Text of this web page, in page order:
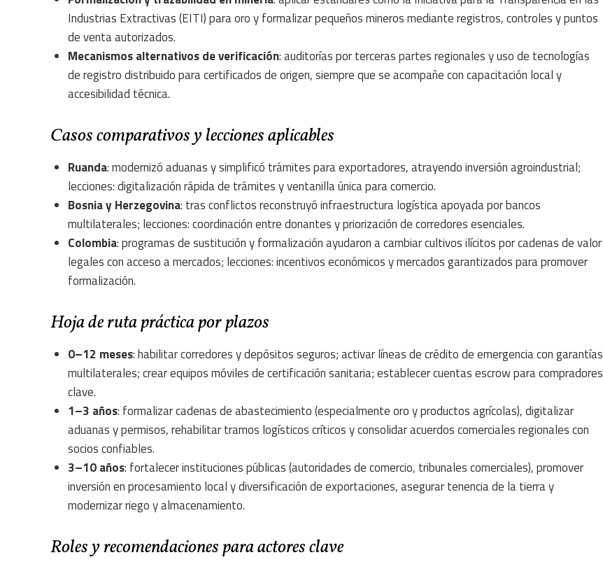
Industrias Extractivas (EITI) para oro y formalizar pequeños mineros mediante registros, controles y puntos
de venta autorizados.
Mecanismos alternativos de verificación: auditorías por terceras partes regionales y uso de tecnologías
de registro distribuido para certificados de origen, siempre que se acompañe con capacitación local y
accesibilidad técnica.
Casos comparativos y lecciones aplicables
Ruanda: modernizó aduanas y simplificó trámites para exportadores, atrayendo inversión agroindustrial;
lecciones: digitalización rápida de trámites y ventanilla única para comercio.
Bosnia y Herzegovina: tras conflictos reconstruyó infraestructura logística apoyada por bancos
multilaterales; lecciones: coordinación entre donantes y priorización de corredores esenciales.
Colombia: programas de sustitución y formalización ayudaron a cambiar cultivos ilícitos por cadenas de valor
legales con acceso a mercados; lecciones: incentivos económicos y mercados garantizados para promover
formalización.
Hoja de ruta práctica por plazos
0–12 meses: habilitar corredores y depósitos seguros; activar líneas de crédito de emergencia con garantías
multilaterales; crear equipos móviles de certificación sanitaria; establecer cuentas escrow para compradores
clave.
1–3 años: formalizar cadenas de abastecimiento (especialmente oro y productos agrícolas), digitalizar
aduanas y permisos, rehabilitar tramos logísticos críticos y consolidar acuerdos comerciales regionales con
socios confiables.
3–10 años: fortalecer instituciones públicas (autoridades de comercio, tribunales comerciales), promover
inversión en procesamiento local y diversificación de exportaciones, asegurar tenencia de la tierra y
modernizar riego y almacenamiento.
Roles y recomendaciones para actores clave